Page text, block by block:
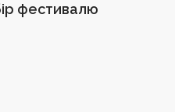
фестивалю